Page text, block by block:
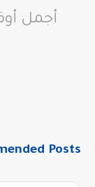
أجمل
Posts